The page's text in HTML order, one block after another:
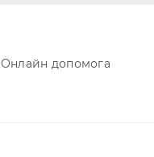
Онлайн допомога